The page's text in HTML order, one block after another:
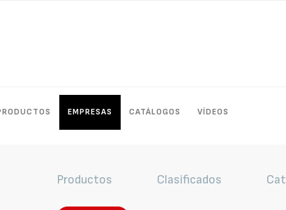
EMPRESAS CATÁLOGOS VÍDEOS
Productos Clasificados